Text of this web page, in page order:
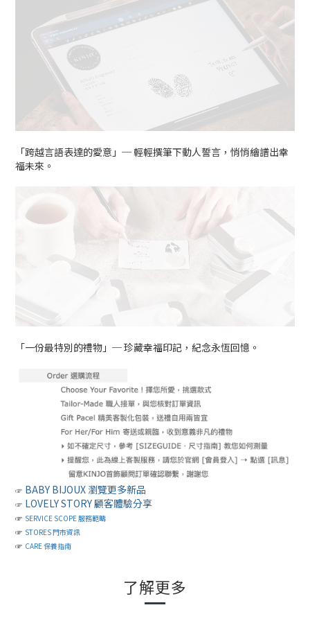
「跨越言語表達的愛意」─ 輕輕撰筆下動人誓言，悄悄繪譜出幸
福未來。
「一份最特別的禮物」─ 珍藏幸福印記，紀念永恆回憶。
☞ BABY BIJOUX 瀏覽更多新品
☞ LOVELY STORY 顧客體驗分享
☞ SERVICE SCOPE 服務範疇
☞ STORES 門市資訊
☞ CARE 保養指南
了解更多